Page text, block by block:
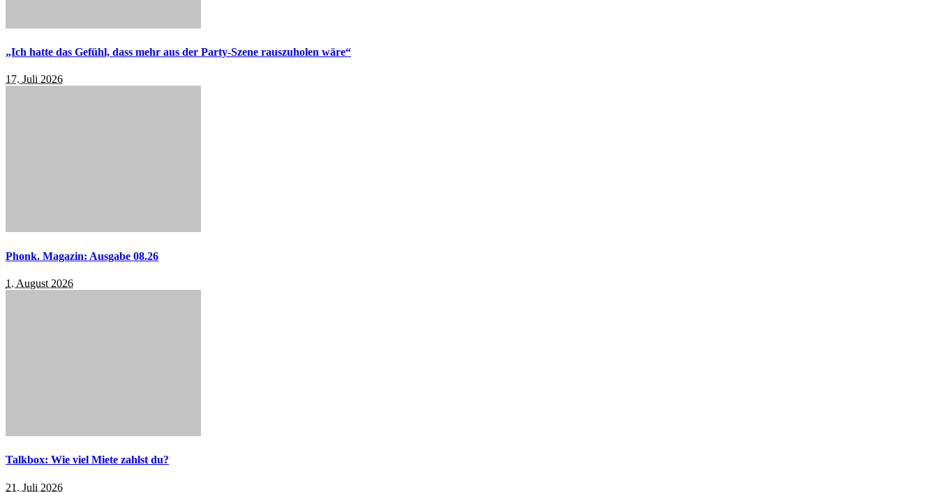
„Ich hatte das Gefühl, dass mehr aus der Party-Szene rauszuholen wäre“
17. Juli 2026
Phonk. Magazin: Ausgabe 08.26
1. August 2026
Talkbox: Wie viel Miete zahlst du?
21. Juli 2026